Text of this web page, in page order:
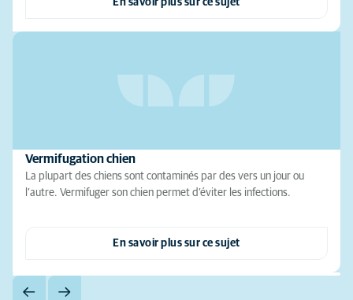
En savoir plus sur ce sujet
Vermifugation chien
La plupart des chiens sont contaminés par des vers un jour ou
l’autre. Vermifuger son chien permet d’éviter les infections.
En savoir plus sur ce sujet